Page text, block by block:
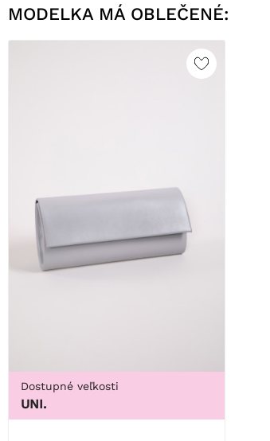
MODELKA MÁ OBLEČENÉ:
Dostupné veľkosti
UNI.